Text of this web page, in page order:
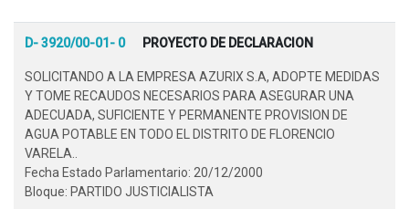
D- 3920/00-01- 0 PROYECTO DE DECLARACION
SOLICITANDO A LA EMPRESA AZURIX S.A, ADOPTE MEDIDAS
Y TOME RECAUDOS NECESARIOS PARA ASEGURAR UNA
ADECUADA, SUFICIENTE Y PERMANENTE PROVISION DE
AGUA POTABLE EN TODO EL DISTRITO DE FLORENCIO
VARELA..
Fecha Estado Parlamentario: 20/12/2000
Bloque: PARTIDO JUSTICIALISTA